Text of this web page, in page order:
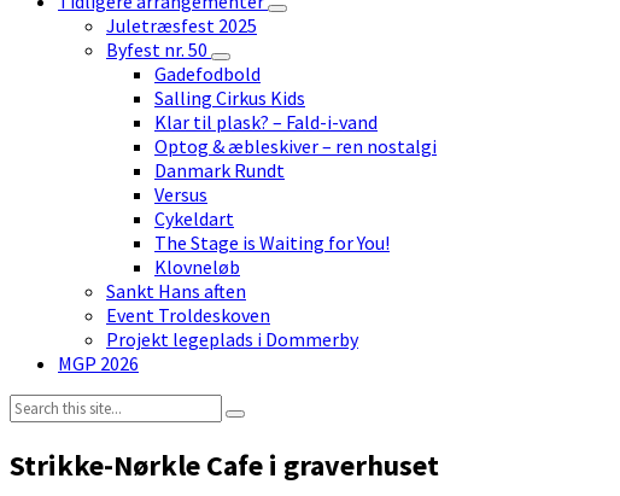
Juletræsfest 2025
Byfest nr. 50
Gadefodbold
Salling Cirkus Kids
Klar til plask? – Fald-i-vand
Optog & æbleskiver – ren nostalgi
Danmark Rundt
Versus
Cykeldart
The Stage is Waiting for You!
Klovneløb
Sankt Hans aften
Event Troldeskoven
Projekt legeplads i Dommerby
MGP 2026
Search:
Strikke-Nørkle Cafe i graverhuset